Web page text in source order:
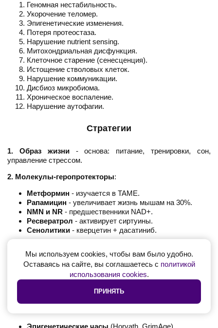
Геномная нестабильность.
Укорочение теломер.
Эпигенетические изменения.
Потеря протеостаза.
Нарушение nutrient sensing.
Митохондриальная дисфункция.
Клеточное старение (сенесценция).
Истощение стволовых клеток.
Нарушение коммуникации.
Дисбиоз микробиома.
Хроническое воспаление.
Нарушение аутофагии.
Стратегии
1. Образ жизни- основа: питание, тренировки, сон,
управление стрессом.
2. Молекулы-геропротекторы:
Метформин - изучается в TAME.
Рапамицин - увеличивает жизнь мышам на 30%.
NMN и NR - предшественники NAD+.
Ресвератрол - активирует сиртуины.
Сенолитики - кверцетин + дасатиниб.
дефиците.
4. Продвинутые вмешательства: молодая плазма,
перепрограммирование клеток, генная терапия.
Измерение биологического возраста
Мы используем cookies, чтобы вам было удобно.
Оставаясь на сайте, вы соглашаетесь с политикой
использования cookies.
ПРИНЯТЬ